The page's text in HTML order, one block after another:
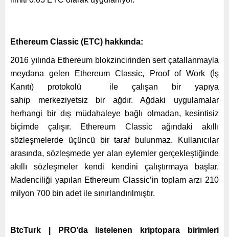
Ethereum Classic (ETC) hakkında:
2016 yılında Ethereum blokzincirinden sert çatallanmayla
meydana gelen Ethereum Classic,
Proof of Work (İş
Kanıtı) protokolü
ile çalışan bir yapıya
sahip merkeziyetsiz bir ağdır. Ağdaki uygulamalar
herhangi bir dış müdahaleye bağlı olmadan, kesintisiz
biçimde çalışır. Ethereum Classic ağındaki akıllı
sözleşmelerde üçüncü bir taraf bulunmaz. Kullanıcılar
arasında, sözleşmede yer alan eylemler gerçekleştiğinde
akıllı sözleşmeler kendi kendini çalıştırmaya başlar.
Madenciliği yapılan Ethereum Classic’in toplam arzı 210
milyon 700 bin adet ile sınırlandırılmıştır.
BtcTurk | PRO’da listelenen kriptopara birimleri